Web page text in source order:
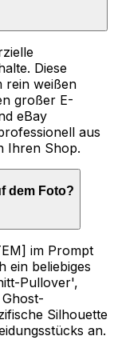
Diese
rein weißen
großer E-
eBay
aus
Ihren Shop.
dem Foto?
im Prompt
ein beliebiges
Pullover',
Silhouette
an.